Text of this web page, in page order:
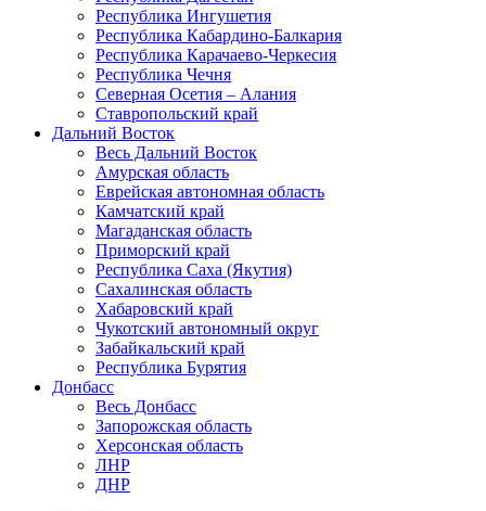
Республика Ингушетия
Республика Кабардино-Балкария
Республика Карачаево-Черкесия
Республика Чечня
Северная Осетия – Алания
Ставропольский край
Дальний Восток
Весь Дальний Восток
Амурская область
Еврейская автономная область
Камчатский край
Магаданская область
Приморский край
Республика Саха (Якутия)
Сахалинская область
Хабаровский край
Чукотский автономный округ
Забайкальский край
Республика Бурятия
Донбасс
Весь Донбасс
Запорожская область
Херсонская область
ЛНР
ДНР